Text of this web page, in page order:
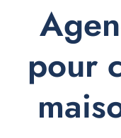
pour